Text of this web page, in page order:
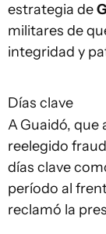
estrategia de
militares de
integridad y
Días clave
AGuaidó, que
reelegido
días clave
período al
reclamó la